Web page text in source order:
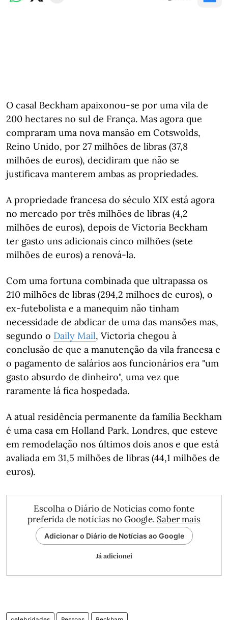
O casal Beckham apaixonou-se por uma vila de
200 hectares no sul de França. Mas agora que
compraram uma nova mansão em Cotswolds,
Reino Unido, por 27 milhões de libras (37,8
milhões de euros), decidiram que não se
justificava manterem ambas as propriedades.
A propriedade francesa do século XIX está agora
no mercado por três milhões de libras (4,2
milhões de euros), depois de Victoria Beckham
ter gasto uns adicionais cinco milhões (sete
milhões de euros) a renová-la.
Com uma fortuna combinada que ultrapassa os
210 milhões de libras (294,2 milhoes de euros), o
ex-futebolista e a manequim não tinham
necessidade de abdicar de uma das mansões mas,
segundo o Daily Mail, Victoria chegou à
conclusão de que a manutenção da vila francesa e
o pagamento de salários aos funcionários era "um
gasto absurdo de dinheiro", uma vez que
raramente lá fica hospedada.
A atual residência permanente da família Beckham
é uma casa em Holland Park, Londres, que esteve
em remodelação nos últimos dois anos e que está
avaliada em 31,5 milhões de libras (44,1 milhões de
euros).
Escolha o Diário de Notícias como fonte
preferida de notícias no Google. Saber mais
Adicionar o Diário de Notícias ao Google
Já adicionei